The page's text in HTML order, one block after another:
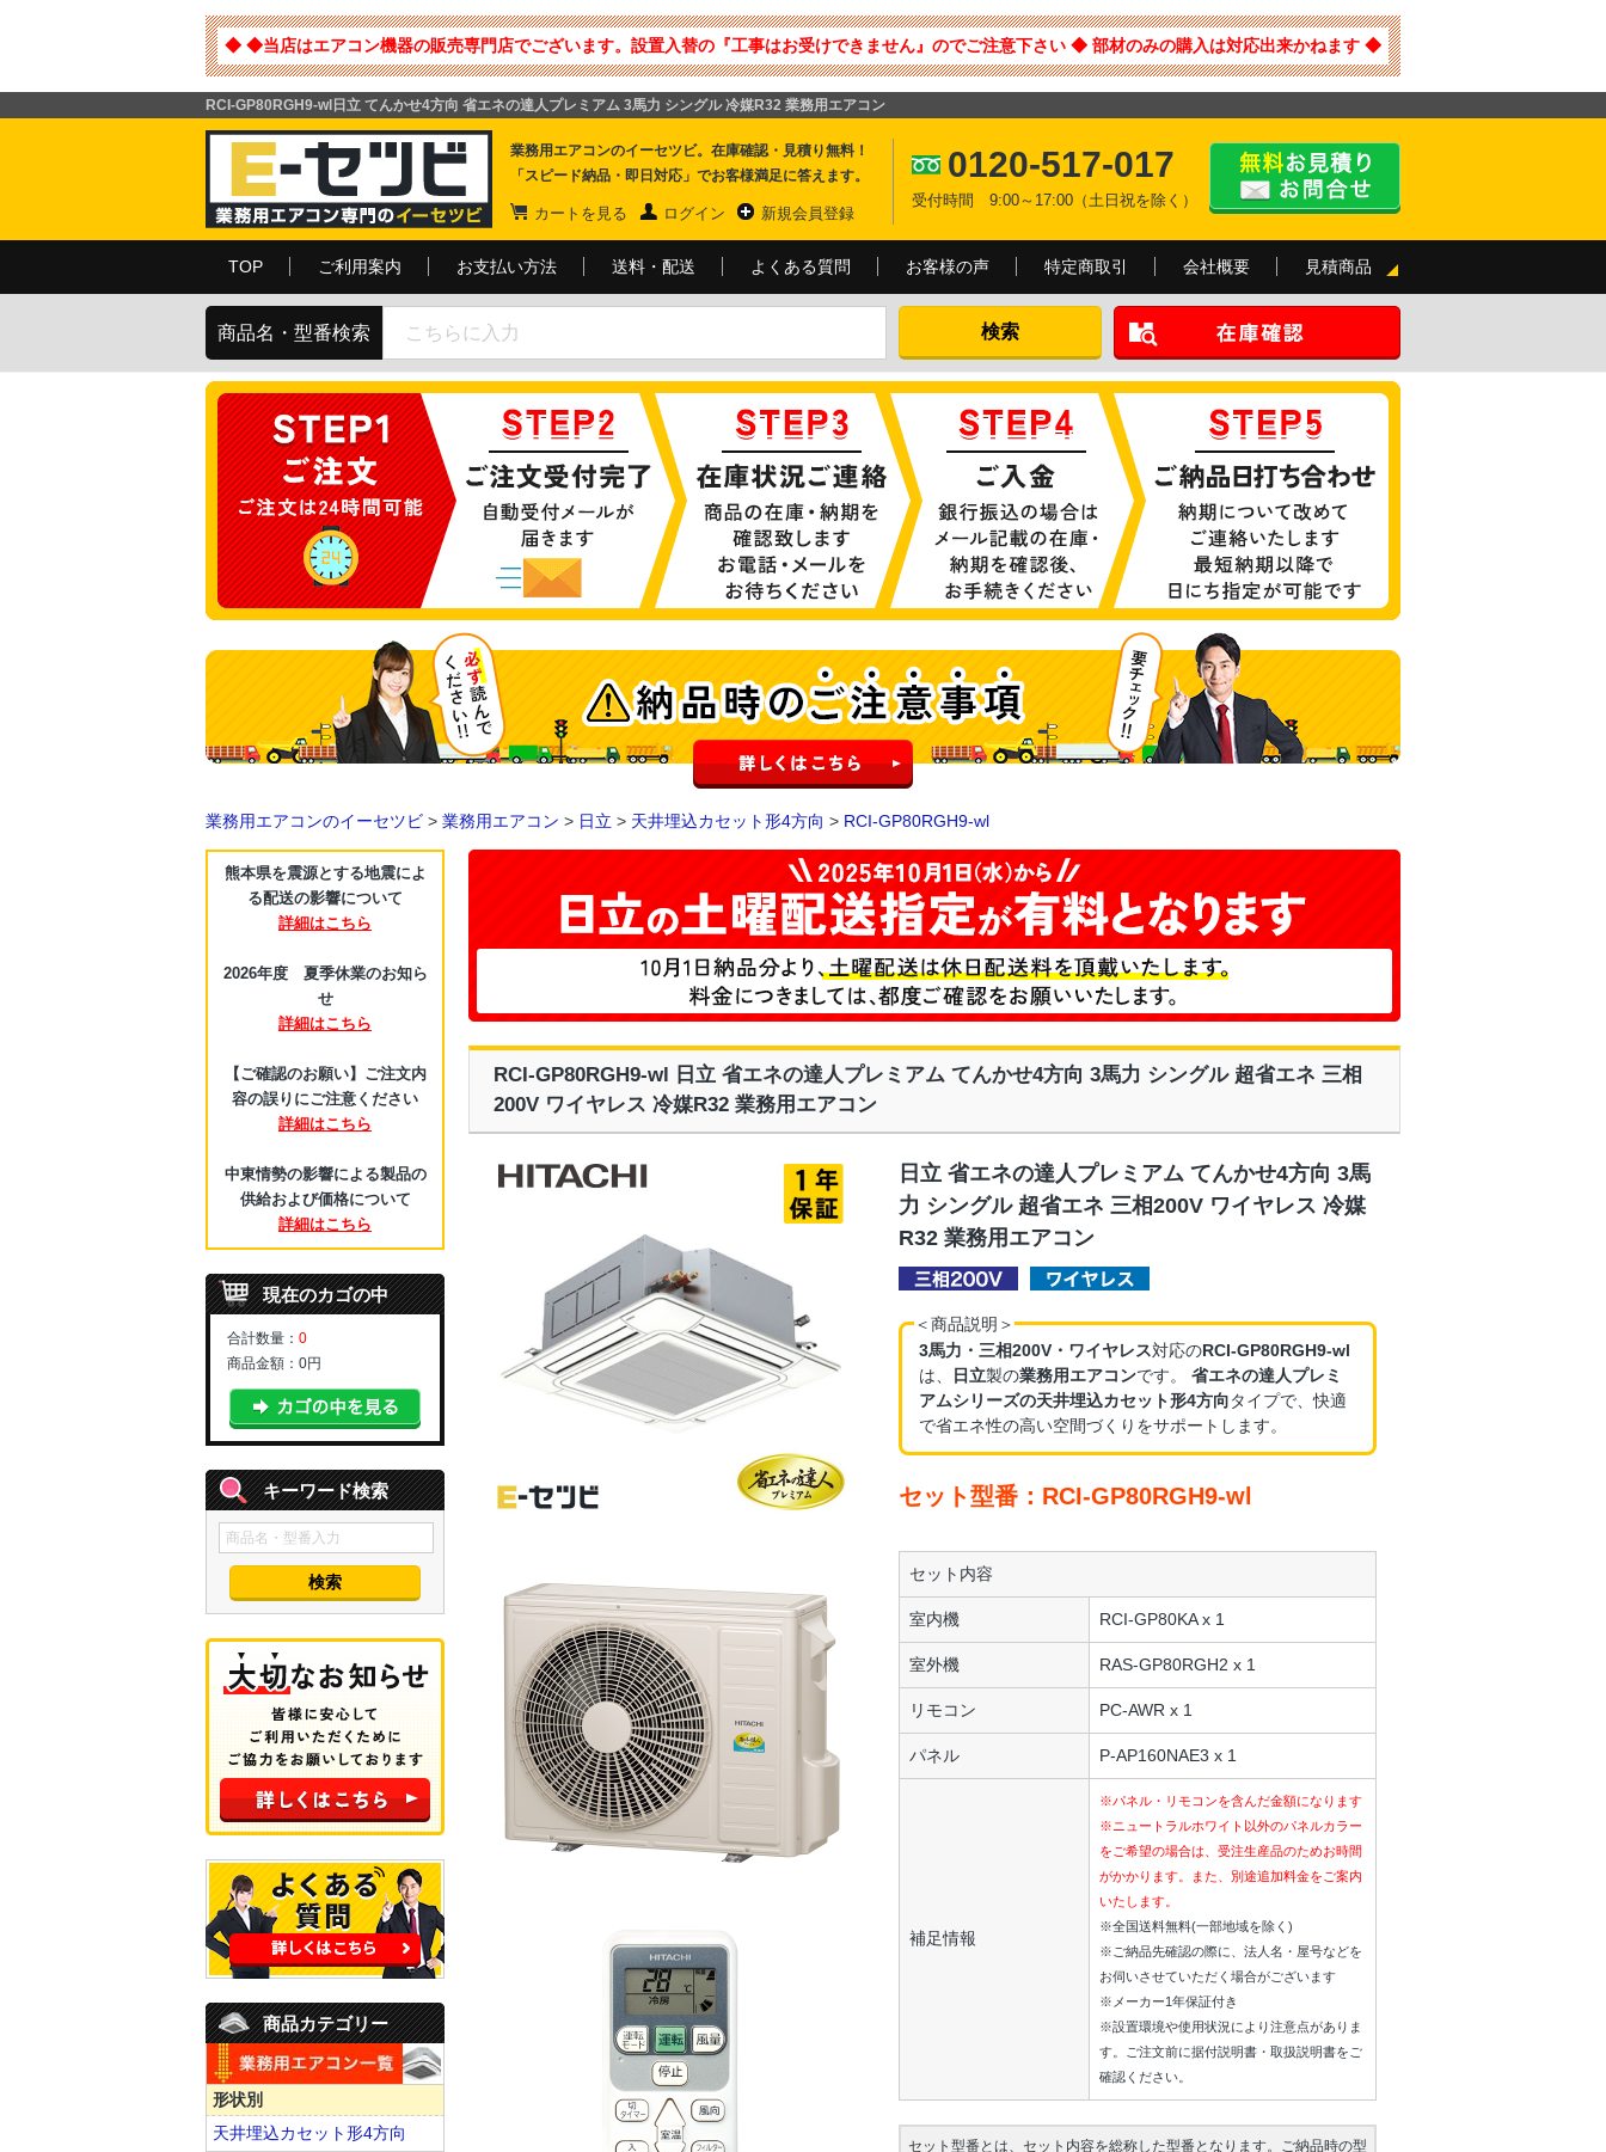
◆ ◆当店はエアコン機器の販売専門店でございます。設置入替の『工事はお受けできません』のでご注意下さい ◆ 部材のみの購入は対応出来かねます ◆
RCI-GP80RGH9-wl日立 てんかせ4方向 省エネの達人プレミアム 3馬力 シングル 冷媒R32 業務用エアコン
業務用エアコンのイーセツビ。在庫確認・見積り無料！
「スピード納品・即日対応」でお客様満足に答えます。
カートを見る ログイン 新規会員登録
0120-517-017
受付時間 9:00～17:00（土日祝を除く）
TOP ご利用案内 お支払い方法 送料・配送 よくある質問 お客様の声 特定商取引 会社概要 見積商品
商品名・型番検索
業務用エアコンのイーセツビ > 業務用エアコン > 日立 > 天井埋込カセット形4方向 > RCI-GP80RGH9-wl
RCI-GP80RGH9-wl 日立 省エネの達人プレミアム てんかせ4方向 3馬力 シングル 超省エネ 三相
200V ワイヤレス 冷媒R32 業務用エアコン
日立 省エネの達人プレミアム てんかせ4方向 3馬
力 シングル 超省エネ 三相200V ワイヤレス 冷媒
R32 業務用エアコン
＜商品説明＞
3馬力・三相200V・ワイヤレス対応のRCI-GP80RGH9-wl
は、
日立製の業務用エアコンです。 省エネの達人プレミ
アムシリーズの天井埋込カセット形4方向タイプで、快適
で省エネ性の高い空間づくりをサポートします。
セット型番：RCI-GP80RGH9-wl
セット内容
室内機 RCI-GP80KA x 1
室外機 RAS-GP80RGH2 x 1
リモコン PC-AWR x 1
パネル P-AP160NAE3 x 1
補足情報
※パネル・リモコンを含んだ金額になります
※ニュートラルホワイト以外のパネルカラー
をご希望の場合は、受注生産品のためお時間
がかかります。また、別途追加料金をご案内
いたします。
※全国送料無料(一部地域を除く)
※ご納品先確認の際に、法人名・屋号などを
お伺いさせていただく場合がございます
※メーカー1年保証付き
※設置環境や使用状況により注意点がありま
す。ご注文前に据付説明書・取扱説明書をご
確認ください。
セット型番とは、セット内容を総称した型番となります。ご納品時の型
熊本県を震源とする地震によ
る配送の影響について
詳細はこちら
2026年度 夏季休業のお知ら
せ
詳細はこちら
【ご確認のお願い】ご注文内
容の誤りにご注意ください
詳細はこちら
中東情勢の影響による製品の
供給および価格について
詳細はこちら
現在のカゴの中
合計数量： 0
商品金額： 0円
キーワード検索
商品カテゴリー
形状別
天井埋込カセット形4方向